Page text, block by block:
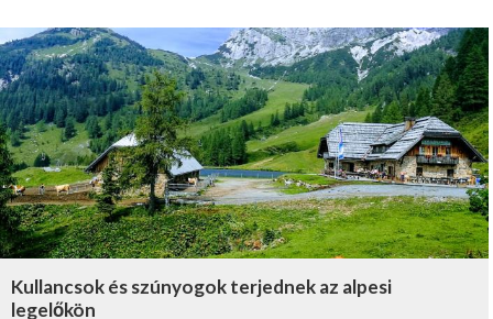
Kullancsok és szúnyogok terjednek az alpesi
legelőkön